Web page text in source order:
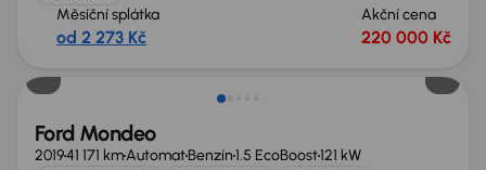
Měsíční splátka
od 2 273 Kč
Akční cena
220 000 Kč
Zlevněno o 10 000 Kč
Ford Mondeo
201941 171 kmAutomatBenzín1.5 EcoBoost121 kW